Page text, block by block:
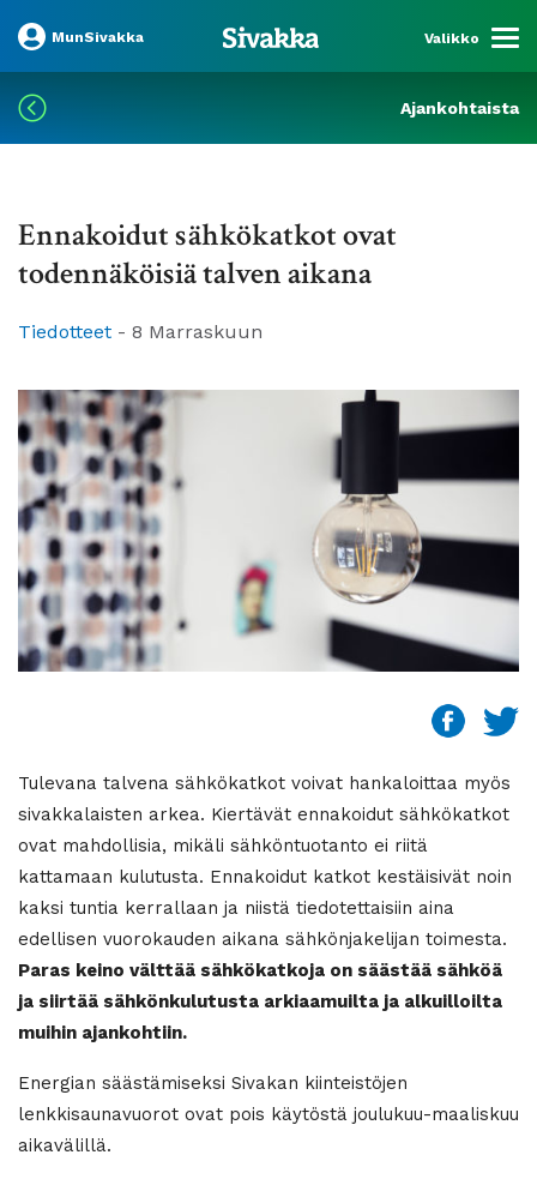
MunSivakka Valikko
Ajankohtaista
Ennakoidut sähkökatkot ovat
todennäköisiä talven aikana
Tiedotteet - 8 Marraskuun
Tulevana talvena sähkökatkot voivat hankaloittaa myös
sivakkalaisten arkea. Kiertävät ennakoidut sähkökatkot
ovat mahdollisia, mikäli sähköntuotanto ei riitä
kattamaan kulutusta. Ennakoidut katkot kestäisivät noin
kaksi tuntia kerrallaan ja niistä tiedotettaisiin aina
edellisen vuorokauden aikana sähkönjakelijan toimesta.
Paras keino välttää sähkökatkoja on säästää sähköä
ja siirtää sähkönkulutusta arkiaamuilta ja alkuilloilta
muihin ajankohtiin.
Energian säästämiseksi Sivakan kiinteistöjen
lenkkisaunavuorot ovat pois käytöstä joulukuu-maaliskuu
aikavälillä.